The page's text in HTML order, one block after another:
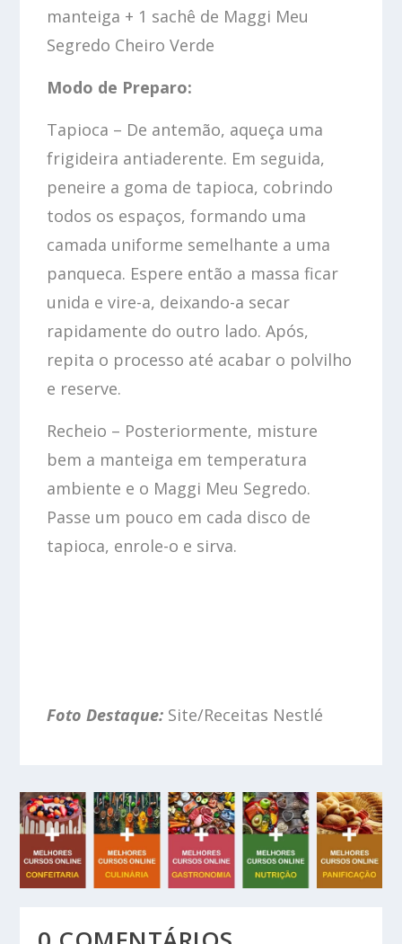
manteiga + 1 sachê de Maggi Meu
Segredo Cheiro Verde
Modo de Preparo:
Tapioca – De antemão, aqueça uma
frigideira antiaderente. Em seguida,
peneire a goma de tapioca, cobrindo
todos os espaços, formando uma
camada uniforme semelhante a uma
panqueca. Espere então a massa ficar
unida e vire-a, deixando-a secar
rapidamente do outro lado. Após,
repita o processo até acabar o polvilho
e reserve.
Recheio – Posteriormente, misture
bem a manteiga em temperatura
ambiente e o Maggi Meu Segredo.
Passe um pouco em cada disco de
tapioca, enrole-o e sirva.
Foto Destaque: Site/Receitas Nestlé